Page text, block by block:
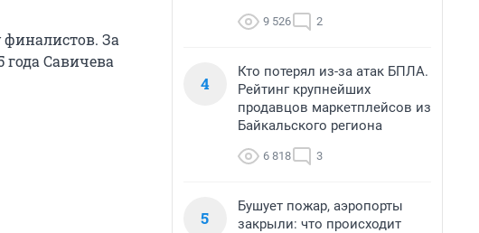
финалистов. За
Савичева
9 526 2
4
Кто потерял из-за атак БПЛА.
Рейтинг крупнейших
продавцов маркетплейсов из
Байкальского региона
6 818 3
5
Бушует пожар, аэропорты
закрыли: что происходит